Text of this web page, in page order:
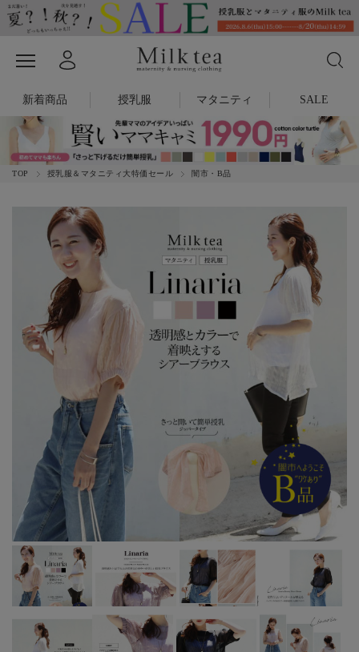
新着商品 授乳服 マタニティ SALE
TOP 授乳服＆マタニティ大特価セール 闇市・B品